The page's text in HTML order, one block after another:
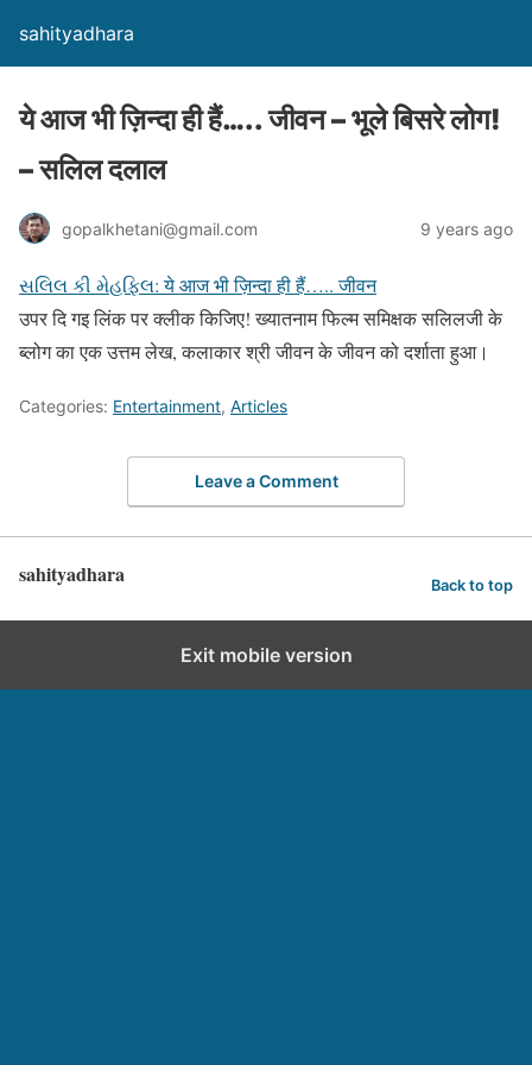
sahityadhara
ये आज भी ज़िन्दा ही हैं….. जीवन – भूले बिसरे लोग!
– सलिल दलाल
gopalkhetani@gmail.com 9 years ago
સલિલ કી મેહફિલ: ये आज भी ज़िन्दा ही हैं….. जीवन
उपर दि गइ लिंक पर क्लीक किजिए! ख्यातनाम फिल्म समिक्षक सलिलजी के
ब्लोग का एक उत्तम लेख, कलाकार श्री जीवन के जीवन को दर्शाता हुआ।
Categories: Entertainment, Articles
Leave a Comment
sahityadhara Back to top
Exit mobile version